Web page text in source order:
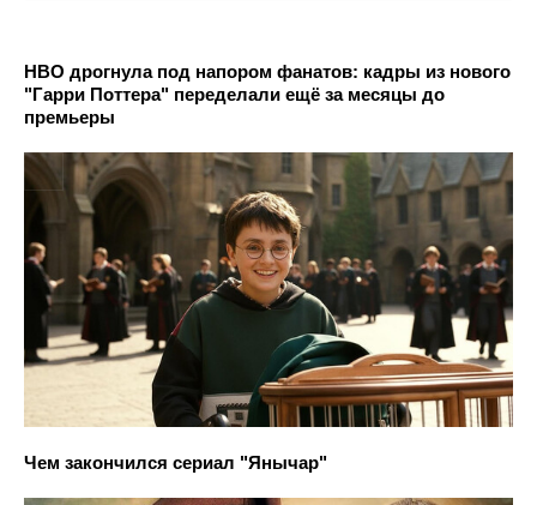
HBO дрогнула под напором фанатов: кадры из нового
"Гарри Поттера" переделали ещё за месяцы до
премьеры
Чем закончился сериал "Янычар"